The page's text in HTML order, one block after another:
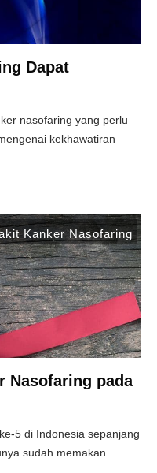
Dapat
nasofaring yang perlu
kekhawatiran
Kanker Nasofaring
Nasofaring pada
5 di Indonesia sepanjang
sudah memakan